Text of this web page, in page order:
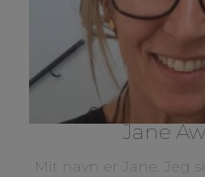
REJSEBLOGGERE
SEARCH
Jane
Mit navn er Jane. Jeg